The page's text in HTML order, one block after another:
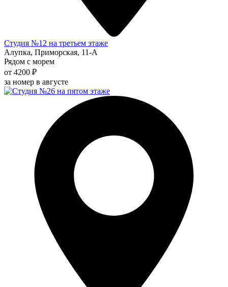
Студия №12 на третьем этаже
Алупка, Приморская, 11-А
Рядом с морем
от 4200 ₽
за номер в августе